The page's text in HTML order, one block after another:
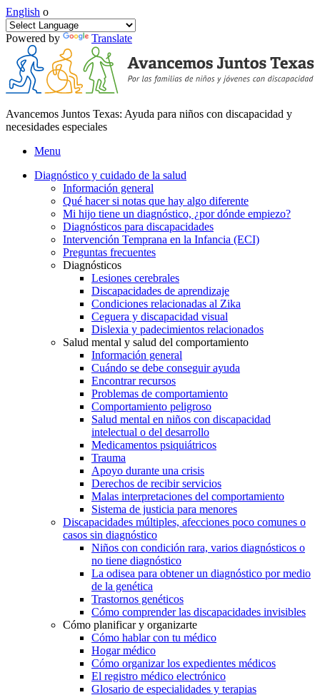
English o
Powered by Translate
Avancemos Juntos Texas: Ayuda para niños con discapacidad y
necesidades especiales
Menu
Diagnóstico y cuidado de la salud
Información general
Qué hacer si notas que hay algo diferente
Mi hijo tiene un diagnóstico, ¿por dónde empiezo?
Diagnósticos para discapacidades
Intervención Temprana en la Infancia (ECI)
Preguntas frecuentes
Diagnósticos
Lesiones cerebrales
Discapacidades de aprendizaje
Condiciones relacionadas al Zika
Ceguera y discapacidad visual
Dislexia y padecimientos relacionados
Salud mental y salud del comportamiento
Información general
Cuándo se debe conseguir ayuda
Encontrar recursos
Problemas de comportamiento
Comportamiento peligroso
Salud mental en niños con discapacidad
intelectual o del desarrollo
Medicamentos psiquiátricos
Trauma
Apoyo durante una crisis
Derechos de recibir servicios
Malas interpretaciones del comportamiento
Sistema de justicia para menores
Discapacidades múltiples, afecciones poco comunes o
casos sin diagnóstico
Niños con condición rara, varios diagnósticos o
no tiene diagnóstico
La odisea para obtener un diagnóstico por medio
de la genética
Trastornos genéticos
Cómo comprender las discapacidades invisibles
Cómo planificar y organizarte
Cómo hablar con tu médico
Hogar médico
Cómo organizar los expedientes médicos
El registro médico electrónico
Glosario de especialidades y terapias